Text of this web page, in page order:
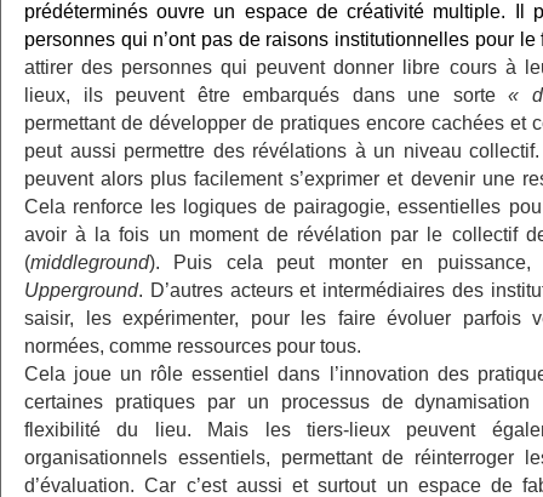
prédéterminés ouvre un espace de créativité multiple. Il
personnes qui n’ont pas de raisons institutionnelles pour
attirer des personnes qui peuvent donner libre cours à
lieux, ils peuvent être embarqués dans une sorte«
permettant de développer de pratiques encore cachées et
peut aussi permettre des révélations à un niveau
peuvent alors plus facilement s’exprimer et devenir une
Cela renforce les logiques de pairagogie, essentielles
avoir à la fois un moment de révélation par le collectif
(middleground). Puis cela peut monter en puissance,
Upperground. D’autres acteurs et intermédiaires des
saisir, les expérimenter, pour les faire évoluer parfois
normées, comme ressources pour tous.
Cela joue un rôle essentiel dans l’innovation des
certaines pratiques par un processus de
flexibilité du lieu. Mais les tiers-lieux peuvent
organisationnels essentiels, permettant de réinterroger
d’évaluation. Car c’est aussi et surtout un espace de